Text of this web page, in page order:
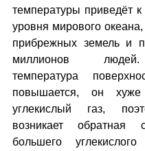
температуры приведёт
уровня мирового
прибрежных земель и
миллионов
температура
повышается, он хуже
углекислый газ,
возникает обратная
большего